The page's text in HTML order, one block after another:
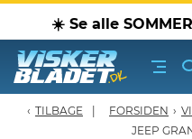
☀️ Se alle
- Oversigt
TILBAGE FORSIDEN ›
JEEP